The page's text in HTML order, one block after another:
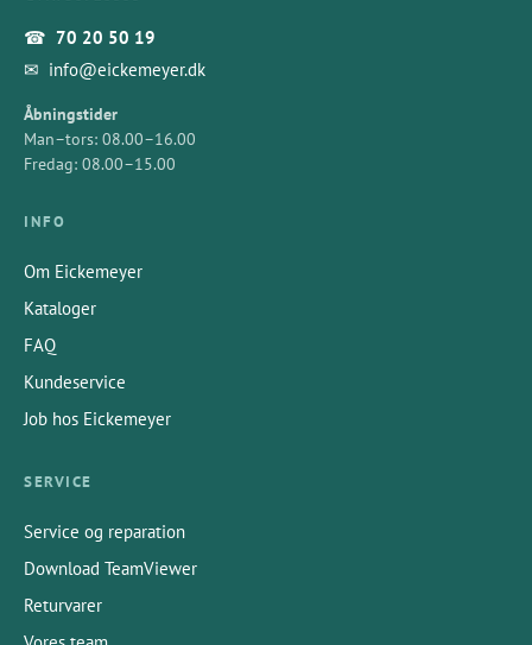
☎ 70 20 50 19
✉ info@eickemeyer.dk
Åbningstider
Man–tors: 08.00–16.00
Fredag: 08.00–15.00
INFO
Om Eickemeyer
Kataloger
FAQ
Kundeservice
Job hos Eickemeyer
SERVICE
Service og reparation
Download TeamViewer
Returvarer